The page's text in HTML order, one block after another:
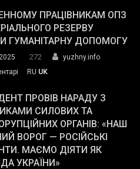
завойовує
симпатії
виборців
The
Street
Journal.
ПРАЦІВНИКАМ ОПЗ
РЕЗЕРВУ
ГУМАНІТАРНУ ДОПОМОГУ
272
yuzhny.info
Південному
працівникам
ОПЗ
з
матеріального
резерву
RU UK
ПРОВІВ НАРАДУ З
СИЛОВИХ ТА
ОРГАНІВ: «НАШ
ВОРОГ — РОСІЙСЬКІ
МАЄМО ДІЯТИ ЯК
УКРАЇНИ»